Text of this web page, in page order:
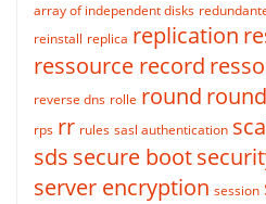
array of independent disks
reinstall replica replication
ressource record
reverse dns rolle round
rps rr rules sasl authentication
sds secure boot
server encryption session